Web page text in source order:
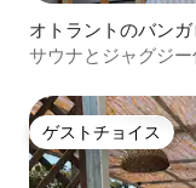
オトラントのバンガ
サウナとジャグジ
ゲストチョイス
ゲストチョイス